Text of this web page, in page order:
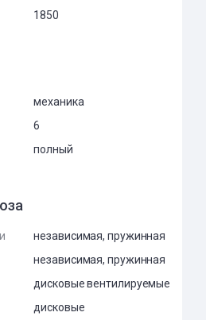
1850
механика
6
полный
независимая, пружинная
независимая, пружинная
дисковые вентилируемые
дисковые